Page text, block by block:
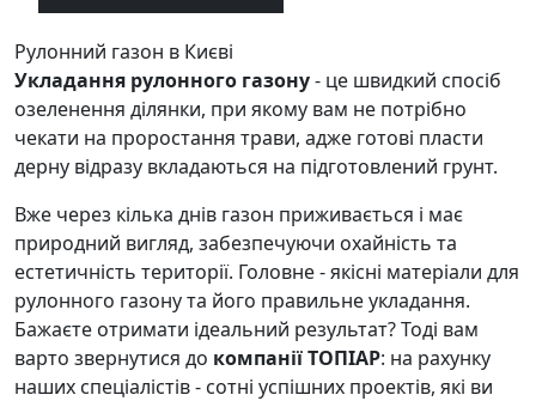
Рулонний газон в Києві
Укладання рулонного газону- це швидкий спосіб
озеленення ділянки, при якому вам не потрібно
чекати на проростання трави, адже готові пласти
дерну відразу вкладаються на підготовлений грунт.
Вже через кілька днів газон приживається і має
природний вигляд, забезпечуючи охайність та
естетичність території. Головне - якісні матеріали для
рулонного газону та його правильне укладання.
Бажаєте отримати ідеальний результат? Тоді вам
варто звернутися до компанії ТОПІАР: на рахунку
наших спеціалістів - сотні успішних проектів, які ви